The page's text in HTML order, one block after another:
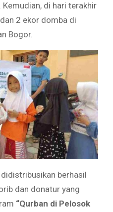
Kemudian, di hari terakhir
2 ekor domba di
Bogor.
berhasil
dan donatur yang
“Qurban di Pelosok